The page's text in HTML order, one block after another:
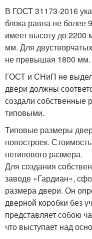
В ГОСТ 31173-2016
блока равна не более
имеет высоту до
мм. Для
не превышая 1800 мм.
ГОСТ и СНиП не
двери должны
создали собственные
типовыми.
Типовые размеры
новостроек.
нетипового размера.
Для создания
заводе «Гардиан»,
размера двери. Он
дверной коробки без
представляет собою
что выступает над